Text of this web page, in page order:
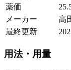
薬価
メーカー
高
最終更新
用法・用量